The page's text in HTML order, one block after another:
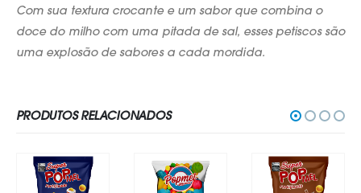
Com sua textura crocante e um sabor que combina o
doce do milho com uma pitada de sal, esses petiscos são
uma explosão de sabores a cada mordida.
PRODUTOS RELACIONADOS